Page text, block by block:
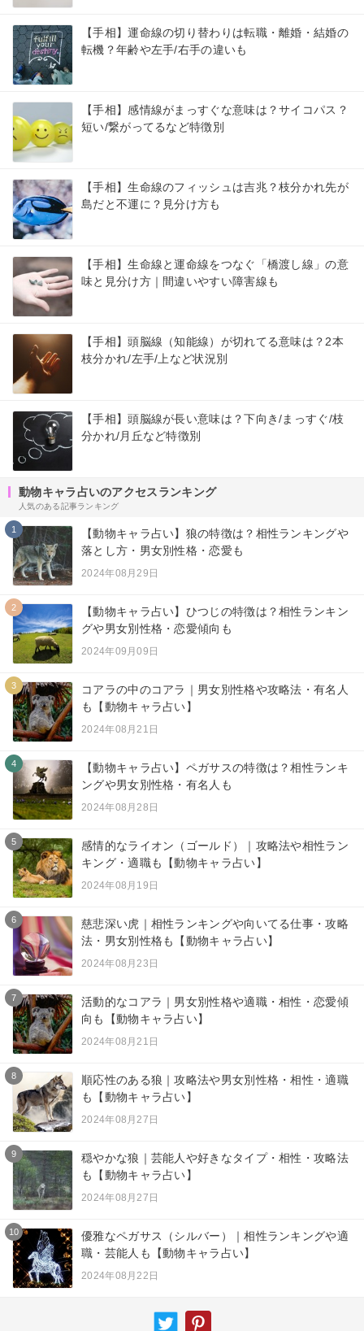
【手相】運命線の切り替わりは転職・離婚・結婚の
転機？年齢や左手/右手の違いも
【手相】感情線がまっすぐな意味は？サイコパス？
短い/繋がってるなど特徴別
【手相】生命線のフィッシュは吉兆？枝分かれ先が
島だと不運に？見分け方も
【手相】生命線と運命線をつなぐ「橋渡し線」の意
味と見分け方｜間違いやすい障害線も
【手相】頭脳線（知能線）が切れてる意味は？2本
枝分かれ/左手/上など状況別
【手相】頭脳線が長い意味は？下向き/まっすぐ/枝
分かれ/月丘など特徴別
動物キャラ占いのアクセスランキング
人気のある記事ランキング
1
【動物キャラ占い】狼の特徴は？相性ランキングや
落とし方・男女別性格・恋愛も
2024年08月29日
2
【動物キャラ占い】ひつじの特徴は？相性ランキン
グや男女別性格・恋愛傾向も
2024年09月09日
3
コアラの中のコアラ｜男女別性格や攻略法・有名人
も【動物キャラ占い】
2024年08月21日
4
【動物キャラ占い】ペガサスの特徴は？相性ランキ
ングや男女別性格・有名人も
2024年08月28日
5
感情的なライオン（ゴールド）｜攻略法や相性ラン
キング・適職も【動物キャラ占い】
2024年08月19日
6
慈悲深い虎｜相性ランキングや向いてる仕事・攻略
法・男女別性格も【動物キャラ占い】
2024年08月23日
7
活動的なコアラ｜男女別性格や適職・相性・恋愛傾
向も【動物キャラ占い】
2024年08月21日
8
順応性のある狼｜攻略法や男女別性格・相性・適職
も【動物キャラ占い】
2024年08月27日
9
穏やかな狼｜芸能人や好きなタイプ・相性・攻略法
も【動物キャラ占い】
2024年08月27日
10
優雅なペガサス（シルバー）｜相性ランキングや適
職・芸能人も【動物キャラ占い】
2024年08月22日